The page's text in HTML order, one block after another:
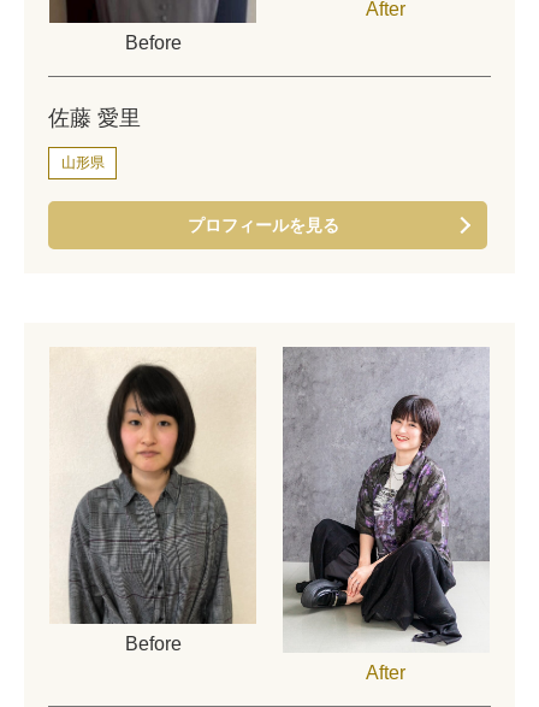
Before
After
佐藤 愛里
山形県
プロフィールを見る
Before
After